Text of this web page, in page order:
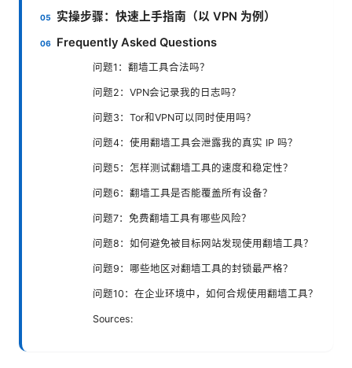
实操步骤：快速上手指南（以 VPN 为例）
Frequently Asked Questions
问题1：翻墙工具合法吗？
问题2：VPN会记录我的日志吗？
问题3：Tor和VPN可以同时使用吗？
问题4：使用翻墙工具会泄露我的真实 IP 吗？
问题5：怎样测试翻墙工具的速度和稳定性？
问题6：翻墙工具是否能覆盖所有设备？
问题7：免费翻墙工具有哪些风险？
问题8：如何避免被目标网站发现使用翻墙工具？
问题9：哪些地区对翻墙工具的封锁最严格？
问题10：在企业环境中，如何合规使用翻墙工具？
Sources: